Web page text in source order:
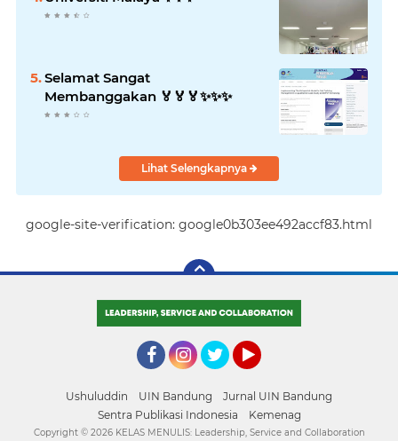
Selamat Sangat
Membanggakan 🏅🏅🏅✨️✨️✨️
Lihat Selengkapnya
google-site-verification: google0b303ee492accf83.html
Ushuluddin UIN Bandung
Jurnal UIN Bandung
Sentra Publikasi Indonesia
Kemenag
Copyright © 2026 KELAS MENULIS: Leadership, Service and Collaboration